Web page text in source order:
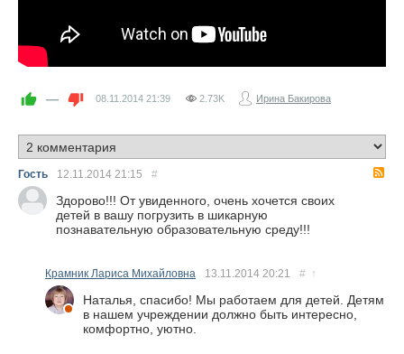
— 08.11.2014 21:39 2.73K Ирина Бакирова
Гость 12.11.2014 21:15 #
Здорово!!! От увиденного, очень хочется своих
детей в вашу погрузить в шикарную
познавательную образовательную среду!!!
Крамник Лариса Михайловна 13.11.2014 20:21 # ↑
Наталья, спасибо! Мы работаем для детей. Детям
в нашем учреждении должно быть интересно,
комфортно, уютно.